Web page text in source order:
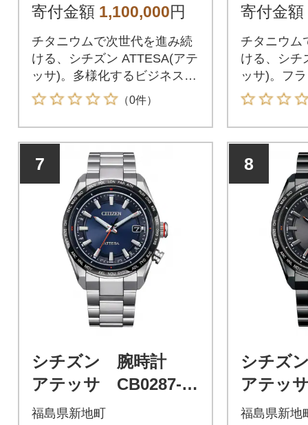
寄付金額 1,100,000円
チタニウムで次世代を進み続
ける、シチズン ATTESA(アテ
ッサ)。多様化するビジネスス
タイルに合わせ、スーツスタ
イルとカジュアルの両方で使
える、力強く軽快なデザイン
の「ACT Line」。青紫色のサ
ファイアベゼルと文字板、ケ
ースのブラックが宇宙を感じ
させるモデルです。
（0件）
寄付金額
チタニウム
ける、シチ
ッサ)。フ
をベースに
字板とサフ
わせたスポ
大人顔のデ
7
シチズン 腕時計
アテッサ CB0287-68
L
福島県新地町
8
シチ
アテッ
E
福島県新地